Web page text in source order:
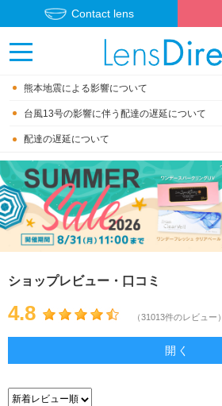
Contact lens
熊本地震による影響について
台風13号の影響に伴う配達の遅延について
配達の遅延について
ショップレビュー・口コミ
4.8 （31013件のレビュー）
開く